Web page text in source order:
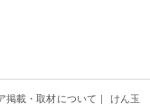
掲載・取材について ｜ けん玉